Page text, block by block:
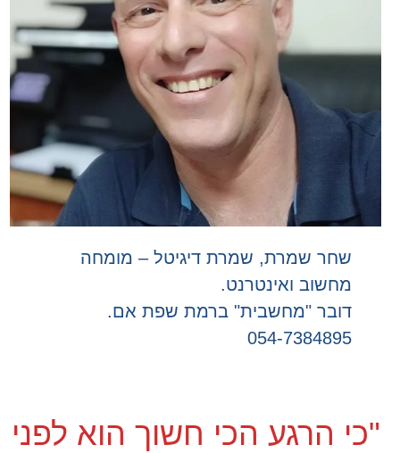
שחר שמרת, שמרת דיגיטל – מומחה
מחשוב ואינטרנט.
דובר "מחשבית" ברמת שפת אם.
054-7384895
"כי הרגע הכי חשוך הוא לפני